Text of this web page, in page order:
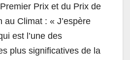
Prix et du Prix de
au Climat : « J’espère
est l’une des
plus significatives de la